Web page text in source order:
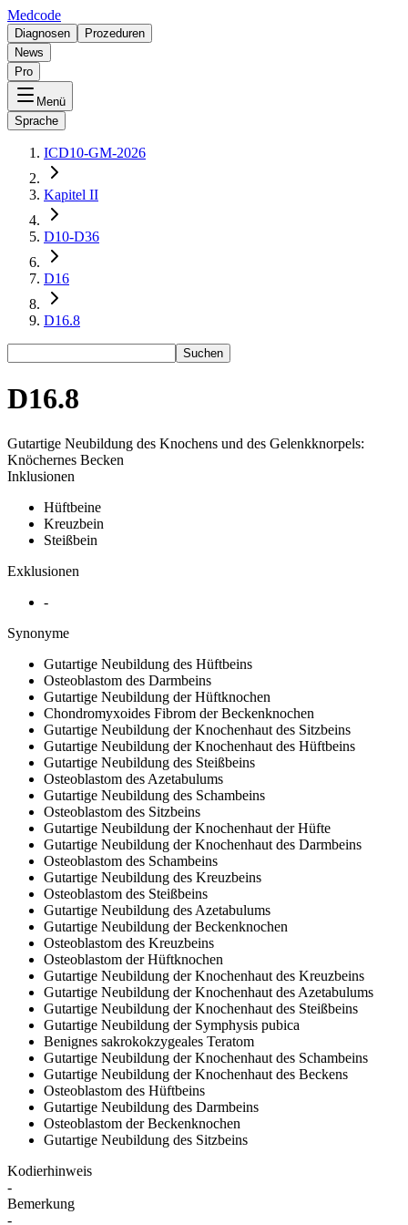
Medcode
Diagnosen
Prozeduren
News
Pro
Menü
Sprache
ICD10-GM-2026
Kapitel II
D10-D36
D16
D16.8
Suchen
D16.8
Gutartige Neubildung des Knochens und des Gelenkknorpels:
Knöchernes Becken
Inklusionen
Hüftbeine
Kreuzbein
Steißbein
Exklusionen
-
Synonyme
Gutartige Neubildung des Hüftbeins
Osteoblastom des Darmbeins
Gutartige Neubildung der Hüftknochen
Chondromyxoides Fibrom der Beckenknochen
Gutartige Neubildung der Knochenhaut des Sitzbeins
Gutartige Neubildung der Knochenhaut des Hüftbeins
Gutartige Neubildung des Steißbeins
Osteoblastom des Azetabulums
Gutartige Neubildung des Schambeins
Osteoblastom des Sitzbeins
Gutartige Neubildung der Knochenhaut der Hüfte
Gutartige Neubildung der Knochenhaut des Darmbeins
Osteoblastom des Schambeins
Gutartige Neubildung des Kreuzbeins
Osteoblastom des Steißbeins
Gutartige Neubildung des Azetabulums
Gutartige Neubildung der Beckenknochen
Osteoblastom des Kreuzbeins
Osteoblastom der Hüftknochen
Gutartige Neubildung der Knochenhaut des Kreuzbeins
Gutartige Neubildung der Knochenhaut des Azetabulums
Gutartige Neubildung der Knochenhaut des Steißbeins
Gutartige Neubildung der Symphysis pubica
Benignes sakrokokzygeales Teratom
Gutartige Neubildung der Knochenhaut des Schambeins
Gutartige Neubildung der Knochenhaut des Beckens
Osteoblastom des Hüftbeins
Gutartige Neubildung des Darmbeins
Osteoblastom der Beckenknochen
Gutartige Neubildung des Sitzbeins
Kodierhinweis
-
Bemerkung
-